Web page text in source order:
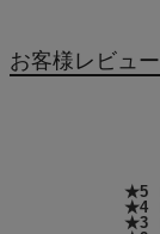
お客様レビュー
★5
★4
★3